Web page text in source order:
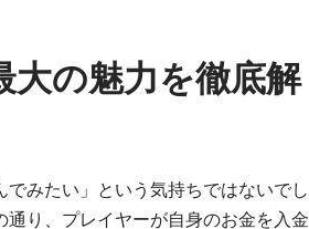
大の魅力を徹底解
みたい」という気持ちではないでし
通り、プレイヤーが自身のお金を入金